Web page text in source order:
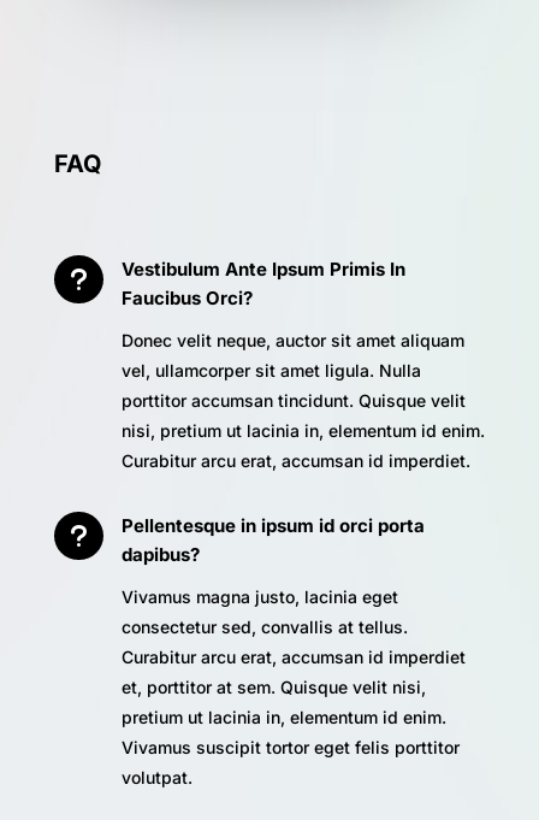
FAQ
u
Vestibulum Ante Ipsum Primis In
Faucibus Orci?
Donec velit neque, auctor sit amet aliquam
vel, ullamcorper sit amet ligula. Nulla
porttitor accumsan tincidunt. Quisque velit
nisi, pretium ut lacinia in, elementum id enim.
Curabitur arcu erat, accumsan id imperdiet.
u
Pellentesque in ipsum id orci porta
dapibus?
Vivamus magna justo, lacinia eget
consectetur sed, convallis at tellus.
Curabitur arcu erat, accumsan id imperdiet
et, porttitor at sem. Quisque velit nisi,
pretium ut lacinia in, elementum id enim.
Vivamus suscipit tortor eget felis porttitor
volutpat.